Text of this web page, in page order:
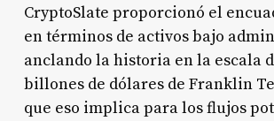
CryptoSlate proporcionó el
en términos de activos bajo
anclando la historia en la escala
billones de dólares de Franklin
que eso implica para los flujos